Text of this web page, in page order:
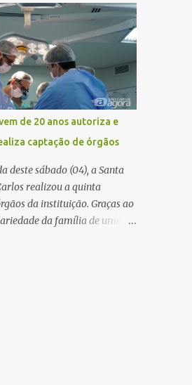
a conta bancária ficou
algumas horas. Sem
o sistema, a vítima tentou
com o suposto gerente,
resposta. Na segunda-fe...
aconteceu por volta das
da Avenida João Vitte. De
primeiras informações, a
dentro do
e se estendido para a área
dois homens armados
diversos disparos. Duas
ainda no local. Outras
baleadas e socorridas.
não foram divulgadas
sobre o estado de saúde
da Polícia Militar de
atenderam a ocorrência e
de 20 anos autoriza e
captação de órgãos
deste sábado (04), a Santa
realizou a quinta
da instituição. Graças ao
da família de uma